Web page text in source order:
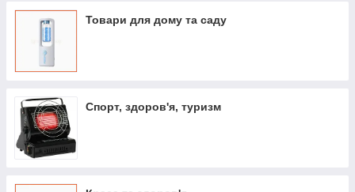
Товари для дому та саду
Спорт, здоров'я, туризм